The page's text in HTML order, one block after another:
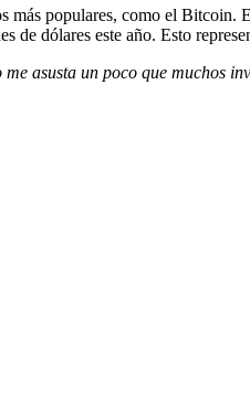
populares, como el
de dólares este año. Esto
asusta un poco que